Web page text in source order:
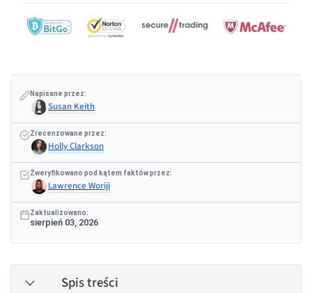
Napisane przez:
Susan Keith
Zrecenzowane przez:
Holly Clarkson
Zweryfikowano pod kątem faktów przez:
Lawrence Woriji
Zaktualizowano:
sierpień 03, 2026
Spis treści